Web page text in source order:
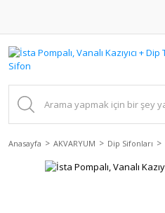
Anasayfa AKVARYUM Dip Sifonları